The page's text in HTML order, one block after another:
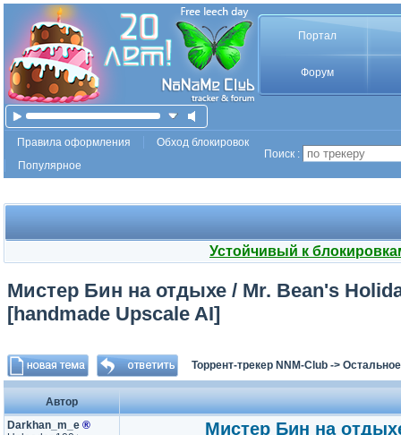
Портал
Форум
Правила оформления
Обход блокировок
Популярное
Поиск :
Устойчивый к
Мистер Бин на отдыхе / Mr. Bean's
[handmade Upscale AI]
Торрент-трекер NNM-Club -> Остальное
Автор
Darkhan_m_e ®
Мистер Бин на